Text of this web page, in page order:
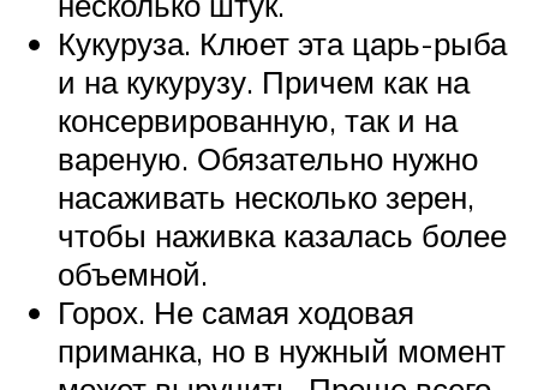
Кукуруза. Клюет эта царь-рыба
и на кукурузу. Причем как на
консервированную, так и на
вареную. Обязательно нужно
насаживать несколько зерен,
чтобы наживка казалась более
объемной.
Горох. Не самая ходовая
приманка, но в нужный момент